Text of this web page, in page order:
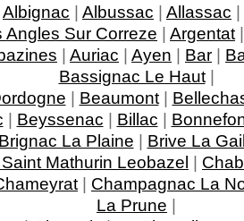
Albignac | Albussac | Allassac |
Angles Sur Correze | Argentat
| Auriac | Ayen | Bar |
Bassignac Le Haut|
| Beaumont|
| Beyssenac | Billac |
Brignac La Plaine | Brive La
Mathurin Leobazel |
| Champagnac La
La Prune |